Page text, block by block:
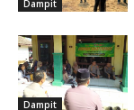
Dampit
Dampit